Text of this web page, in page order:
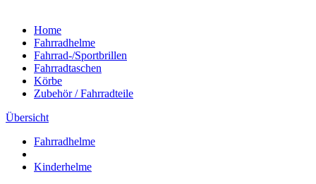
Home
Fahrradhelme
Fahrrad-/Sportbrillen
Fahrradtaschen
Körbe
Zubehör / Fahrradteile
Übersicht
Fahrradhelme
Kinderhelme